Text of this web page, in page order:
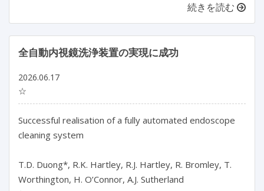
続きを読む
全自動内視鏡洗浄装置の実現に成功
2026.06.17
☆
Successful realisation of a fully automated endoscope
cleaning system
T.D. Duong*, R.K. Hartley, R.J. Hartley, R. Bromley, T.
Worthington, H. O’Connor, A.J. Sutherland